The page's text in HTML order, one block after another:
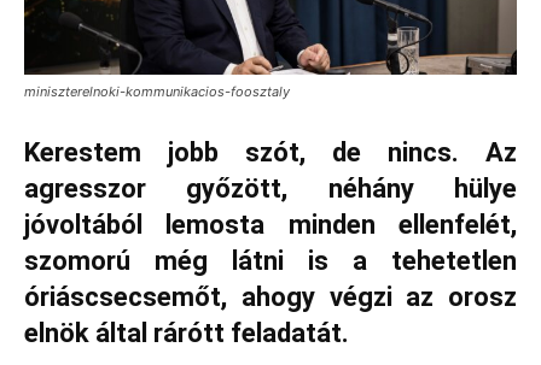
miniszterelnoki-kommunikacios-foosztaly
Kerestem jobb szót, de nincs. Az
agresszor győzött, néhány hülye
jóvoltából lemosta minden ellenfelét,
szomorú még látni is a tehetetlen
óriáscsecsemőt, ahogy végzi az orosz
elnök által rárótt feladatát.